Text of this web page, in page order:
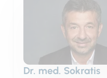
Dr. med. Sokratis